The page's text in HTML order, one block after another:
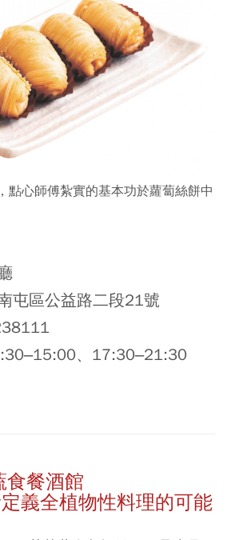
點心師傅紮實的基本功於蘿蔔絲餅中
屯區公益路二段21號
、17:30–21:30
食餐酒館
義全植物性料理的可能